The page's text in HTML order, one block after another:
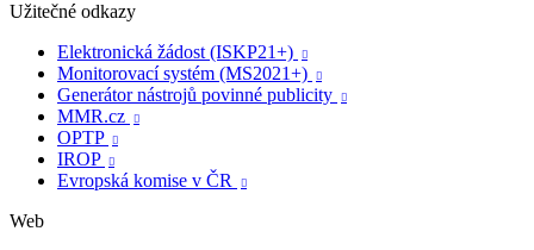
Užitečné odkazy
Elektronická žádost (ISKP21+)

Monitorovací systém (MS2021+) 
Generátor nástrojů povinné publicity 
MMR.cz 
OPTP 
IROP 
Evropská komise v ČR 
Web